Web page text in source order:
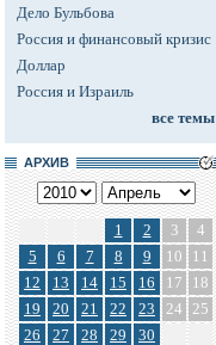
Дело Бульбова
Россия и финансовый кризис
Доллар
Россия и Израиль
все темы
АРХИВ
1 2 3
4
5
6 7 8 9 10
11
12
13 14 15 16 17
18
19
20 21 22 23 24 25
26
27 28 29 30